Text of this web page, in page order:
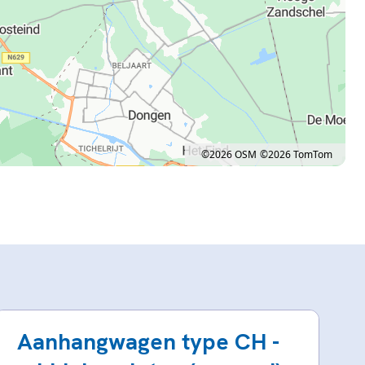
©2026 OSM ©2026 TomTom
Aanhangwagen type CH -